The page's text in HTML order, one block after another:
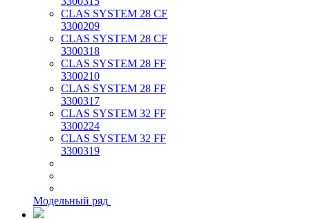
CLAS SYSTEM 28 CF
3300209
CLAS SYSTEM 28 CF
3300318
CLAS SYSTEM 28 FF
3300210
CLAS SYSTEM 28 FF
3300317
CLAS SYSTEM 32 FF
3300224
CLAS SYSTEM 32 FF
3300319
Модельный ряд